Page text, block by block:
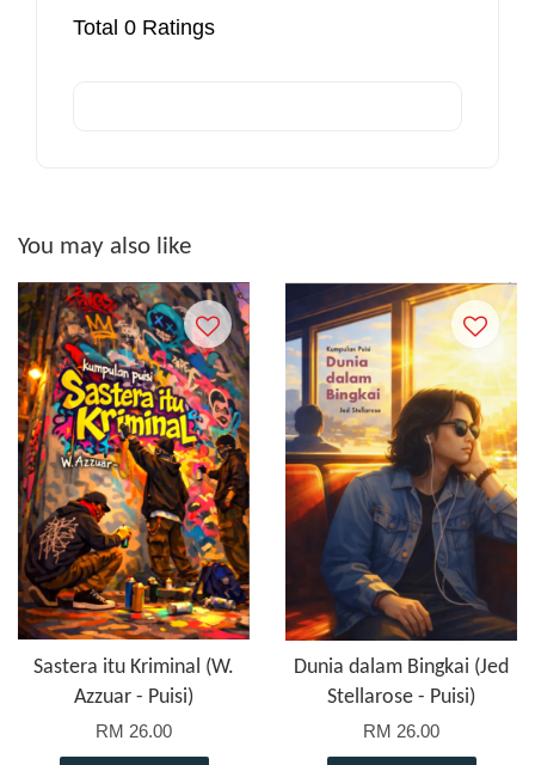
Total 0 Ratings
You may also like
Sastera itu Kriminal (W.
Azzuar - Puisi)
RM 26.00
Dunia dalam Bingkai (Jed
Stellarose - Puisi)
RM 26.00